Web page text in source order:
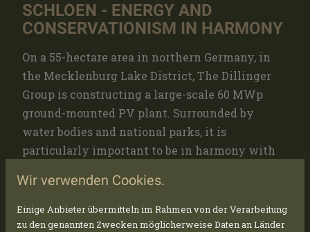
SCHLOEN - ENERGY AND
CONSERVATIONISM IN HARMONY
On a 55-hectare area in northern Germany, in
the Mecklenburg Lake District, The Dillinger
Group is constructing a large-scale 60 MWp
ground-mounted PV plant. Surrounded by
water bodies and national parks, it is
particularly important to be in harmony with
As the area was previously used as intensive
Wir verwenden Cookies.
Einige Anbieter übermitteln im Rahmen von der Verarbeitung
zu den genannten Zwecken möglicherweise Daten an Länder